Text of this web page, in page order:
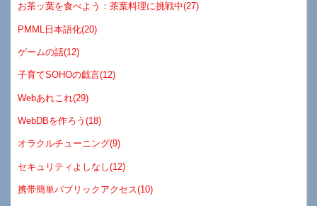
お茶ッ葉を食べよう：茶葉料理に挑戦中(27)
PMML日本語化(20)
ゲームの話(12)
子育てSOHOの戯言(12)
Webあれこれ(29)
WebDBを作ろう(18)
オラクルチューニング(9)
セキュリティよしなし(12)
携帯簡単パブリックアクセス(10)